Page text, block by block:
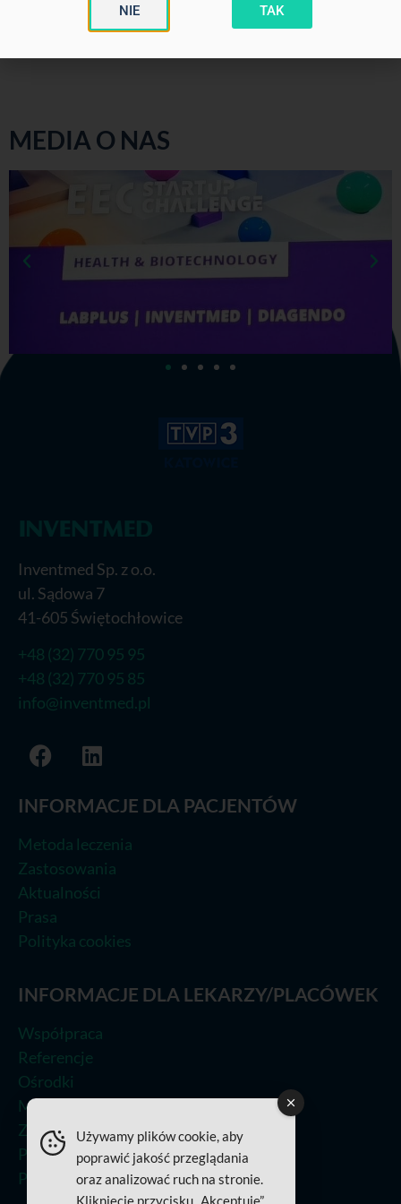
sprawie reklamy wyrobów medycznych, Dz.U.2023 poz.817.
MEDIA O NAS
Inventmed Sp. z o.o.
ul. Sądowa 7
41-605 Świętochłowice
+48 (32) 770 95 95
+48 (32) 770 95 85
info@inventmed.pl
INFORMACJE DLA PACJENTÓW
Metoda leczenia
Zastosowania
Aktualności
Prasa
Polityka cookies
INFORMACJE DLA LEKARZY/PLACÓWEK
Współpraca
Referencje
Ośrodki
Metoda leczenia
Zastosowania
Prasa
Polityka Jakości
Używamy plików cookie, aby
poprawić jakość przeglądania
oraz analizować ruch na stronie.
Kliknięcie przycisku „Akceptuje”
NIE TAK